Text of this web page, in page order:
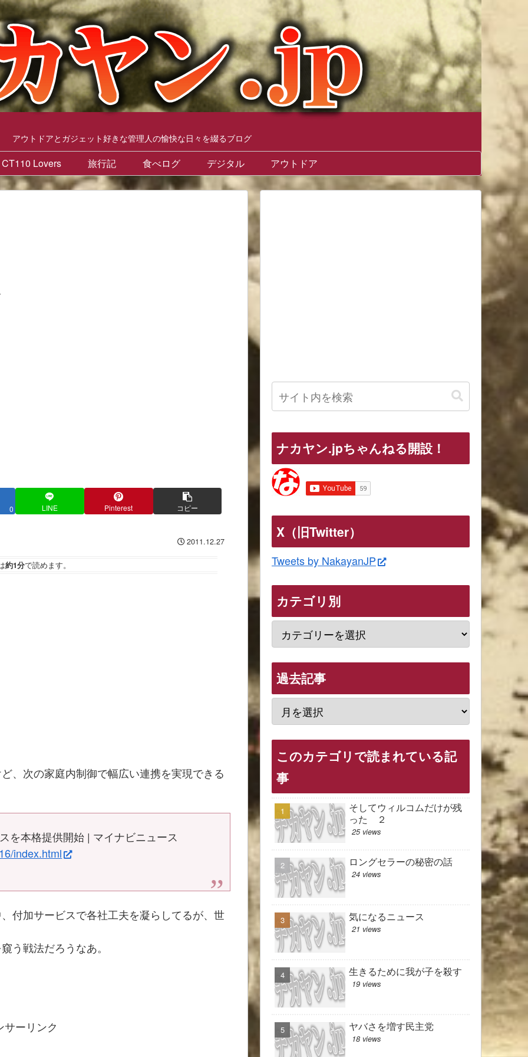
アウトドアとガジェット好きな管理人の愉快な日々を綴るブログ
CT110 Lovers 旅行記 食べログ デジタル アウトドア
0 LINE Pinterest コピー
2011.12.27
約1分で読めます。
、次の家庭内制御で幅広い連携を実現できる
を本格提供開始 | マイナビニュース
index.html
付加サービスで各社工夫を凝らしてるが、世
う戦法だろうなあ。
サーリンク
ナカヤン.jpちゃんねる開設！
X（旧Twitter）
Tweets by NakayanJP
カテゴリ別
過去記事
このカテゴリで読まれている記
事
そしてウィルコムだけが残
った ２
25 views
ロングセラーの秘密の話
24 views
気になるニュース
21 views
生きるために我が子を殺す
19 views
ヤバさを増す民主党
18 views